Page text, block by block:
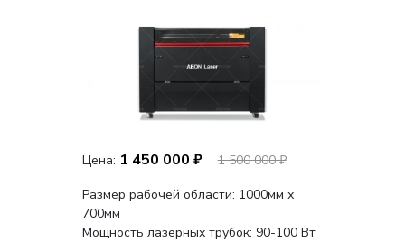
Цена: 1 450 000 ₽
1 500 000 ₽
Размер рабочей области: 1000мм х
700мм
Мощность лазерных трубок: 90-100 Вт